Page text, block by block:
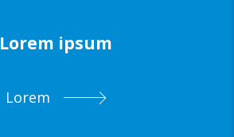
Lorem ipsum
Lorem